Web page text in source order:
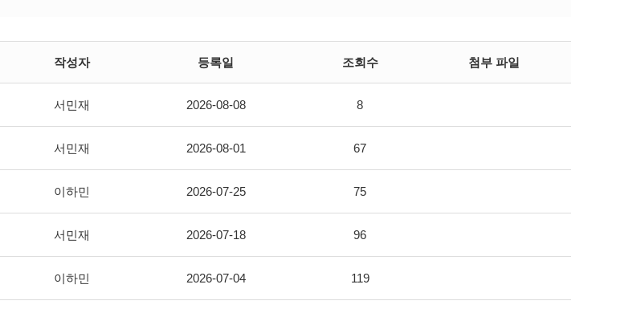
작성자 등록일 조회수 첨부 파일
서민재 2026-08-08 8
서민재 2026-08-01 67
이하민 2026-07-25 75
서민재 2026-07-18 96
이하민 2026-07-04 119